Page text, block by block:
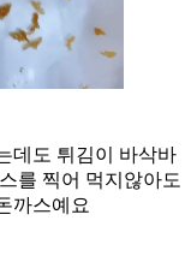
데도 튀김이 바삭바
를 찍어 먹지않아도
까스예요